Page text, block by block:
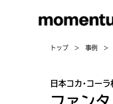
トップ 事例
日本コカ･コー